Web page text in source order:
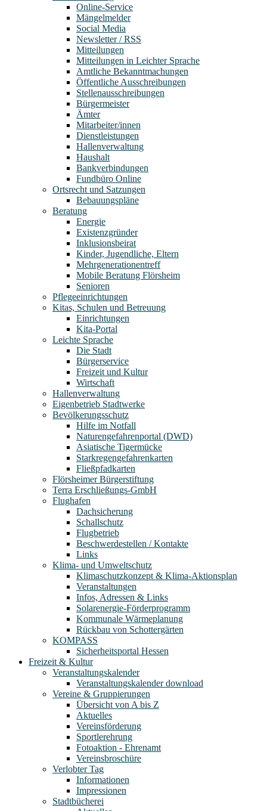
Online-Service
Mängelmelder
Social Media
Newsletter / RSS
Mitteilungen
Mitteilungen in Leichter Sprache
Amtliche Bekanntmachungen
Öffentliche Ausschreibungen
Stellenausschreibungen
Bürgermeister
Ämter
Mitarbeiter/innen
Dienstleistungen
Hallenverwaltung
Haushalt
Bankverbindungen
Fundbüro Online
Ortsrecht und Satzungen
Bebauungspläne
Beratung
Energie
Existenzgründer
Inklusionsbeirat
Kinder, Jugendliche, Eltern
Mehrgenerationentreff
Mobile Beratung Flörsheim
Senioren
Pflegeeinrichtungen
Kitas, Schulen und Betreuung
Einrichtungen
Kita-Portal
Leichte Sprache
Die Stadt
Bürgerservice
Freizeit und Kultur
Wirtschaft
Hallenverwaltung
Eigenbetrieb Stadtwerke
Bevölkerungsschutz
Hilfe im Notfall
Naturengefahrenportal (DWD)
Asiatische Tigermücke
Starkregengefahrenkarten
Fließpfadkarten
Flörsheimer Bürgerstiftung
Terra Erschließungs-GmbH
Flughafen
Dachsicherung
Schallschutz
Flugbetrieb
Beschwerdestellen / Kontakte
Links
Klima- und Umweltschutz
Klimaschutzkonzept & Klima-Aktionsplan
Veranstaltungen
Infos, Adressen & Links
Solarenergie-Förderprogramm
Kommunale Wärmeplanung
Rückbau von Schottergärten
KOMPASS
Sicherheitsportal Hessen
Freizeit & Kultur
Veranstaltungskalender
Veranstaltungskalender download
Vereine & Gruppierungen
Übersicht von A bis Z
Aktuelles
Vereinsförderung
Sportlerehrung
Fotoaktion - Ehrenamt
Vereinsbroschüre
Verlobter Tag
Informationen
Impressionen
Stadtbücherei